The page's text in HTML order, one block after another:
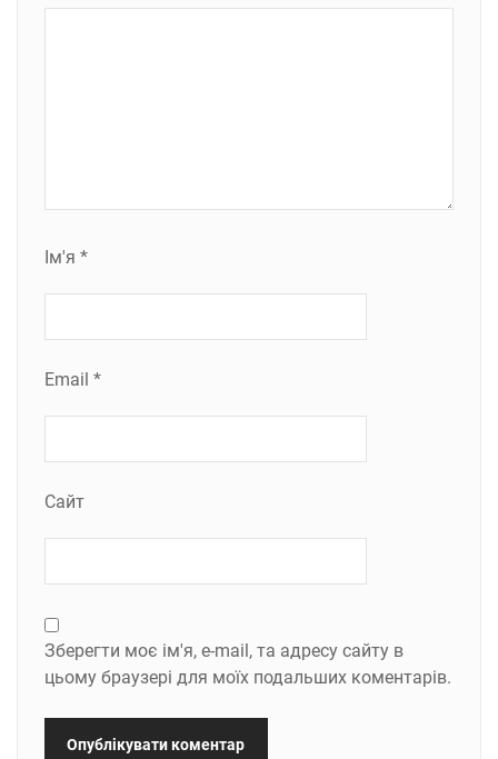
Ім'я *
Email *
Сайт
Зберегти моє ім'я, e-mail, та адресу сайту в
цьому браузері для моїх подальших коментарів.